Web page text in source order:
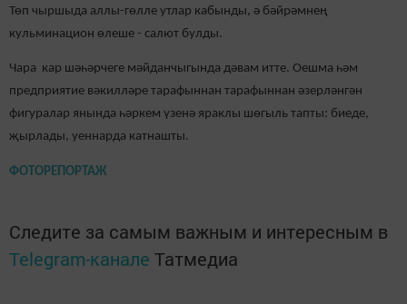
Төп чыршыда аллы-гөлле утлар кабынды, ә бәйрәмнең
кульминацион өлеше - салют булды.
Чара кар шәһәрчеге мәйданчыгында дәвам итте. Оешма һәм
предприятие вәкилләре тарафыннан тарафыннан әзерләнгән
фигуралар янында һәркем үзенә яраклы шөгыль тапты: биеде,
җырлады, уеннарда катнашты.
ФОТОРЕПОРТАЖ
Следите за самым важным и интересным в
Telegram-канале Татмедиа